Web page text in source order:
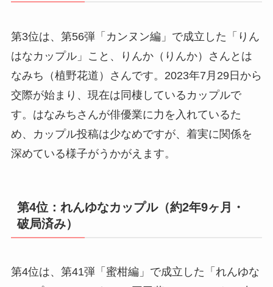
第3位は、第56弾「カンヌン編」で成立した「りん
はなカップル」こと、りんか（りんか）さんとは
なみち（植野花道）さんです。2023年7月29日から
交際が始まり、現在は同棲しているカップルで
す。はなみちさんが俳優業に力を入れているた
め、カップル投稿は少なめですが、着実に関係を
深めている様子がうかがえます。
第4位：れんゆなカップル（約2年9ヶ月・
破局済み）
第4位は、第41弾「蜜柑編」で成立した「れんゆな